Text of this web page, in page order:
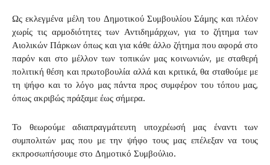
Ως εκλεγμένα μέλη του Δημοτικού Συμβουλίου Σάμης και πλέον
χωρίς τις αρμοδιότητες των Αντιδημάρχων, για το ζήτημα των
Αιολικών Πάρκων όπως και για κάθε άλλο ζήτημα που αφορά στο
παρόν και στο μέλλον των τοπικών μας κοινωνιών, με σταθερή
πολιτική θέση και πρωτοβουλία αλλά και κριτικά, θα σταθούμε με
τη ψήφο και το λόγο μας πάντα προς συμφέρον του τόπου μας,
όπως ακριβώς πράξαμε έως σήμερα.
Το θεωρούμε αδιαπραγμάτευτη υποχρέωσή μας έναντι των
συμπολιτών μας που με την ψήφο τους μας επέλεξαν να τους
εκπροσωπήσουμε στο Δημοτικό Συμβούλιο.